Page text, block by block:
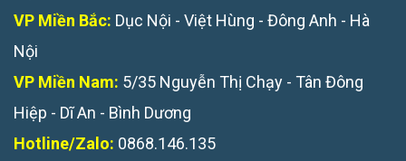
VP Miền Bắc: Dục Nội - Việt Hùng - Đông Anh - Hà
Nội
VP Miền Nam: 5/35 Nguyễn Thị Chạy - Tân Đông
Hiệp - Dĩ An - Bình Dương
Hotline/Zalo: 0868.146.135